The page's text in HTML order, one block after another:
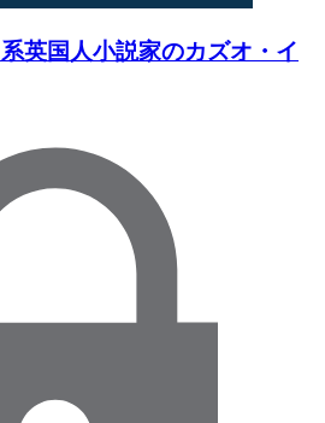
英国人小説家のカズオ・イ